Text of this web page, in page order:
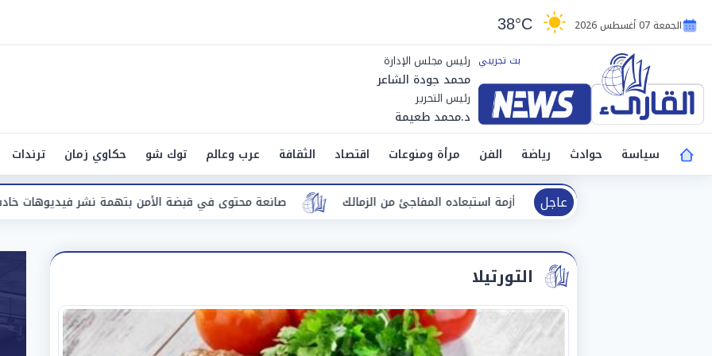
الجمعة 07 أغسطس 2026 38°C
رئيس مجلس الإدارة
محمد جودة الشاعر
رئيس التحرير
د.محمد طعيمة
سياسة
حوادث رياضة الفن مرأة ومنوعات اقتصاد الثقافة عرب وعالم توك شو حكاوي زمان ترندات
عاجل
صانعة محتوى في قبضة الأمن بتهمة نشر فيديوهات خادشة للحياء أنس وائل يكشف كواليس أزمة استبعاده المفاجئ من الزمالك
التورتيلا